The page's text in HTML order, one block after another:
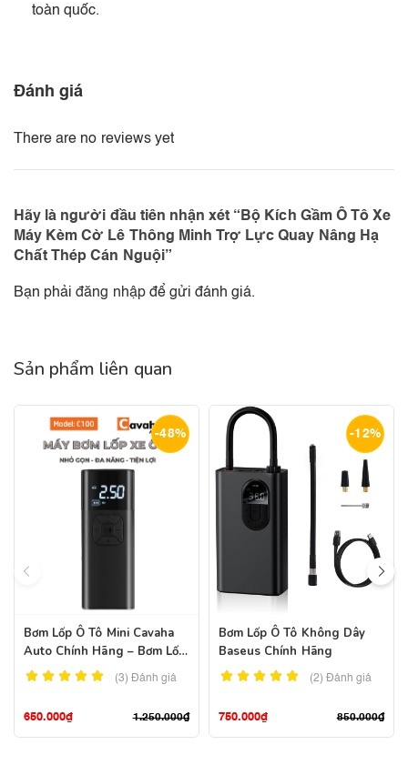
toàn quốc.
Đánh giá
There are no reviews yet
Hãy là người đầu tiên nhận xét “Bộ Kích Gầm Ô Tô Xe
Máy Kèm Cờ Lê Thông Minh Trợ Lực Quay Nâng Hạ
Chất Thép Cán Nguội”
Bạn phảiđăng nhậpđể gửi đánh giá.
Sản phẩm liên quan
-48%
Bơm Lốp Ô Tô Mini Cavaha
Auto Chính Hãng – Bơm Lốp
Ô Tô Kiêm Sạc Dự Phòng
(3)Đánh giá
1.250.000₫
650.000₫
-12%
Bơm Lốp Ô Tô Không Dây
Baseus Chính Hãng
(2)Đánh giá
850.000₫
750.000₫